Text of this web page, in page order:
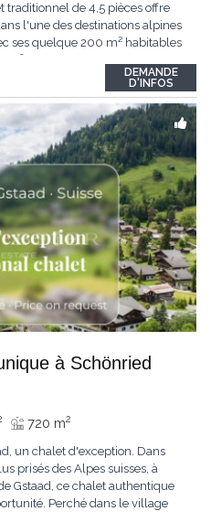
traditionnel de 4,5 pièces offre
l'une des destinations alpines
ses quelque 200 m² habitables
vue dégagée sur le village de
DEMANDE
D'INFOS
à Schönried
720 m2
un chalet d'exception. Dans
prisés des Alpes suisses, à
Gstaad, ce chalet authentique
Perché dans le village